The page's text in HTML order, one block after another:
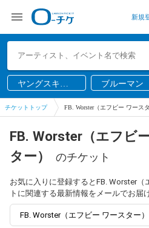
新規
ヤングスキニ
ー
ブルーマン
チケットトップ FB. Worster（エフビー ワースタ
FB. Worster（エフビ
ター）
のチケット
お気に入りに登録するとFB. Worster（
トに関連する最新情報をメールでお届
FB. Worster（エフビー ワースター